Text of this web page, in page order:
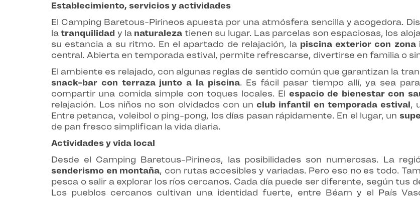
Establecimiento, servicios y actividades
El Camping Baretous-Pirineos apuesta por una atmósfera sencilla y acogedora.
latranquilidad y la naturaleza tienen su lugar. Las parcelas son espaciosas, los
su estancia a su ritmo. En el apartado de relajación, la piscina exterior con zona
central. Abierta en temporada estival, permite refrescarse, divertirse en familia o
El ambiente es relajado, con algunas reglas de sentido común que garantizan la
snack-bar con terraza junto a la piscina. Es fácil pasar tiempo allí, ya sea
compartir una comida simple con toques locales. El espacio de bienestar con
relajación. Los niños no son olvidados con un club infantil en temporada estival,
Entre petanca, voleibol o ping-pong, los días pasan rápidamente. En el lugar, un
de pan fresco simplifican la vida diaria.
Actividades y vida local
Desde el Camping Baretous-Pirineos, las posibilidades son numerosas. La
senderismo en montaña, con rutas accesibles y variadas. Pero eso no es todo.
pesca o salir a explorar los ríos cercanos. Cada día puede ser diferente, según tus
Los pueblos cercanos cultivan una identidad fuerte, entre Béarn y el País